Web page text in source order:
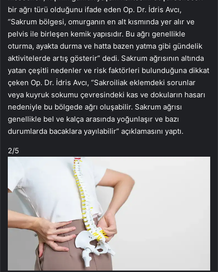
bir ağrı türü olduğunu ifade eden Op. Dr. İdris Avcı,
“Sakrum bölgesi, omurganın en alt kısmında yer alır ve
pelvis ile birleşen kemik yapısıdır. Bu ağrı genellikle
oturma, ayakta durma ve hatta bazen yatma gibi gündelik
aktivitelerde artış gösterir” dedi. Sakrum ağrısının altında
yatan çeşitli nedenler ve risk faktörleri bulunduğuna dikkat
çeken Op. Dr. İdris Avcı, “Sakroiliak eklemdeki sorunlar
veya kuyruk sokumu çevresindeki kas ve dokuların hasarı
nedeniyle bu bölgede ağrı oluşabilir. Sakrum ağrısı
genellikle bel ve kalça arasında yoğunlaşır ve bazı
durumlarda bacaklara yayılabilir” açıklamasını yaptı.
2/5